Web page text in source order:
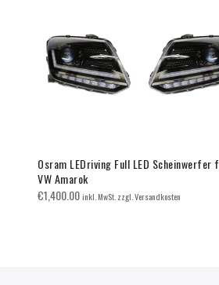
Osram LEDriving Full LED Scheinwerfer
VW Amarok
€1,400.00inkl. MwSt. zzgl. Versandkosten